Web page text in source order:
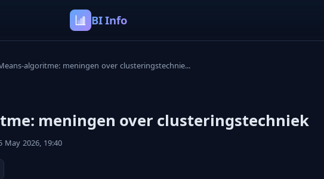
BI Info
algoritme: meningen over clusteringstechnie...
meningen over clusteringstechniek
May 2026, 19:40